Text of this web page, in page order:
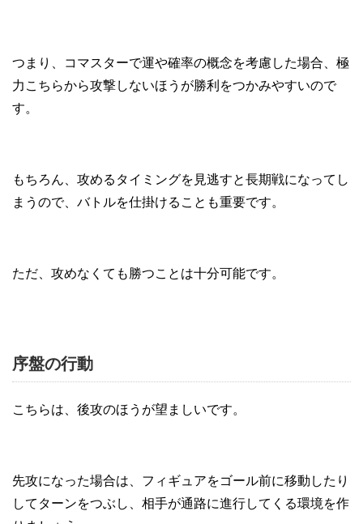
つまり、コマスターで運や確率の概念を考慮した場合、極
力こちらから攻撃しないほうが勝利をつかみやすいので
す。
もちろん、攻めるタイミングを見逃すと長期戦になってし
まうので、バトルを仕掛けることも重要です。
ただ、攻めなくても勝つことは十分可能です。
序盤の行動
こちらは、後攻のほうが望ましいです。
先攻になった場合は、フィギュアをゴール前に移動したり
してターンをつぶし、相手が通路に進行してくる環境を作